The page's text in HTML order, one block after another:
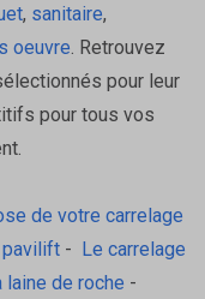
, sanitaire,
oeuvre. Retrouvez
pour leur
pour tous vos
de votre carrelage
-
Le carrelage
laine de roche -